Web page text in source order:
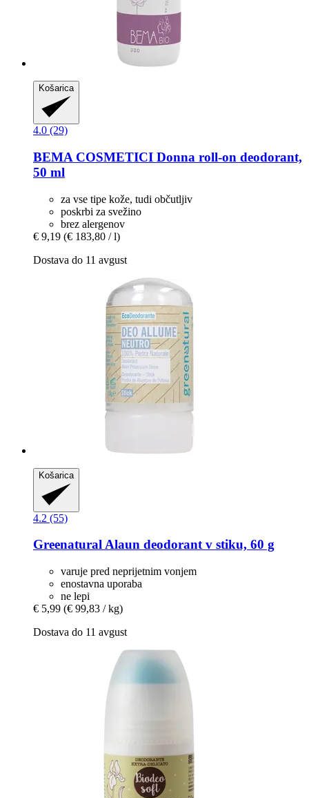
Košarica
4.0 (29)
BEMA COSMETICI Donna roll-​on deodorant,
50 ml
za vse tipe kože, tudi občutljiv
poskrbi za svežino
brez alergenov
€ 9,19 (€ 183,80 / l)
Dostava do 11 avgust
Košarica
4.2 (55)
GreenaturalAlaun deodorant v stiku, 60 g
varuje pred neprijetnim vonjem
enostavna uporaba
ne lepi
€ 5,99 (€ 99,83 / kg)
Dostava do 11 avgust